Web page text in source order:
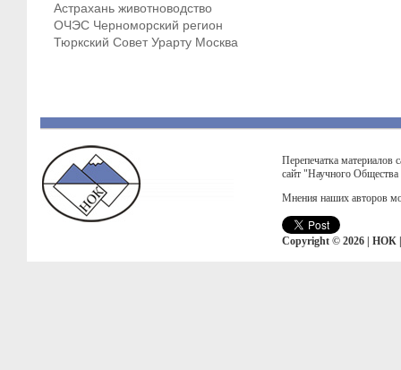
Астрахань животноводство
ОЧЭС Черноморский регион
Тюркский Совет Урарту Москва
Перепечатка материалов
сайт "Научного
Мнения наших авторов
Copyright © 2026 | НОК